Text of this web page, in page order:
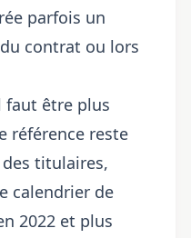
parfois un
contrat ou lors
faut être plus
référence reste
titulaires,
calendrier de
2022 et plus